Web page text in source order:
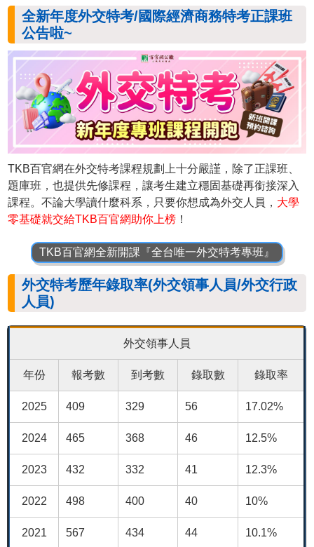
全新年度外交特考/國際經濟商務特考正課班
公告啦~
TKB百官網在外交特考課程規劃上十分嚴謹，除了正課班、
題庫班，也提供先修課程，讓考生建立穩固基礎再銜接深入
課程。不論大學讀什麼科系，只要你想成為外交人員， 大學
零基礎就交給TKB百官網助你上榜 ！
TKB百官網全新開課『全台唯一外交特考專班』
外交特考歷年錄取率(外交領事人員/外交行政
人員)
外交領事人員
年份 報考數 到考數 錄取數 錄取率
2025 409 329 56 17.02%
2024 465 368 46 12.5%
2023 432 332 41 12.3%
2022 498 400 40 10%
2021 567 434 44 10.1%